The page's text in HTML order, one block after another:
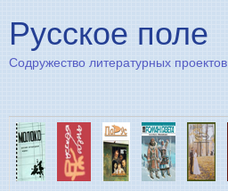
Русское поле
Содружество литературных проектов